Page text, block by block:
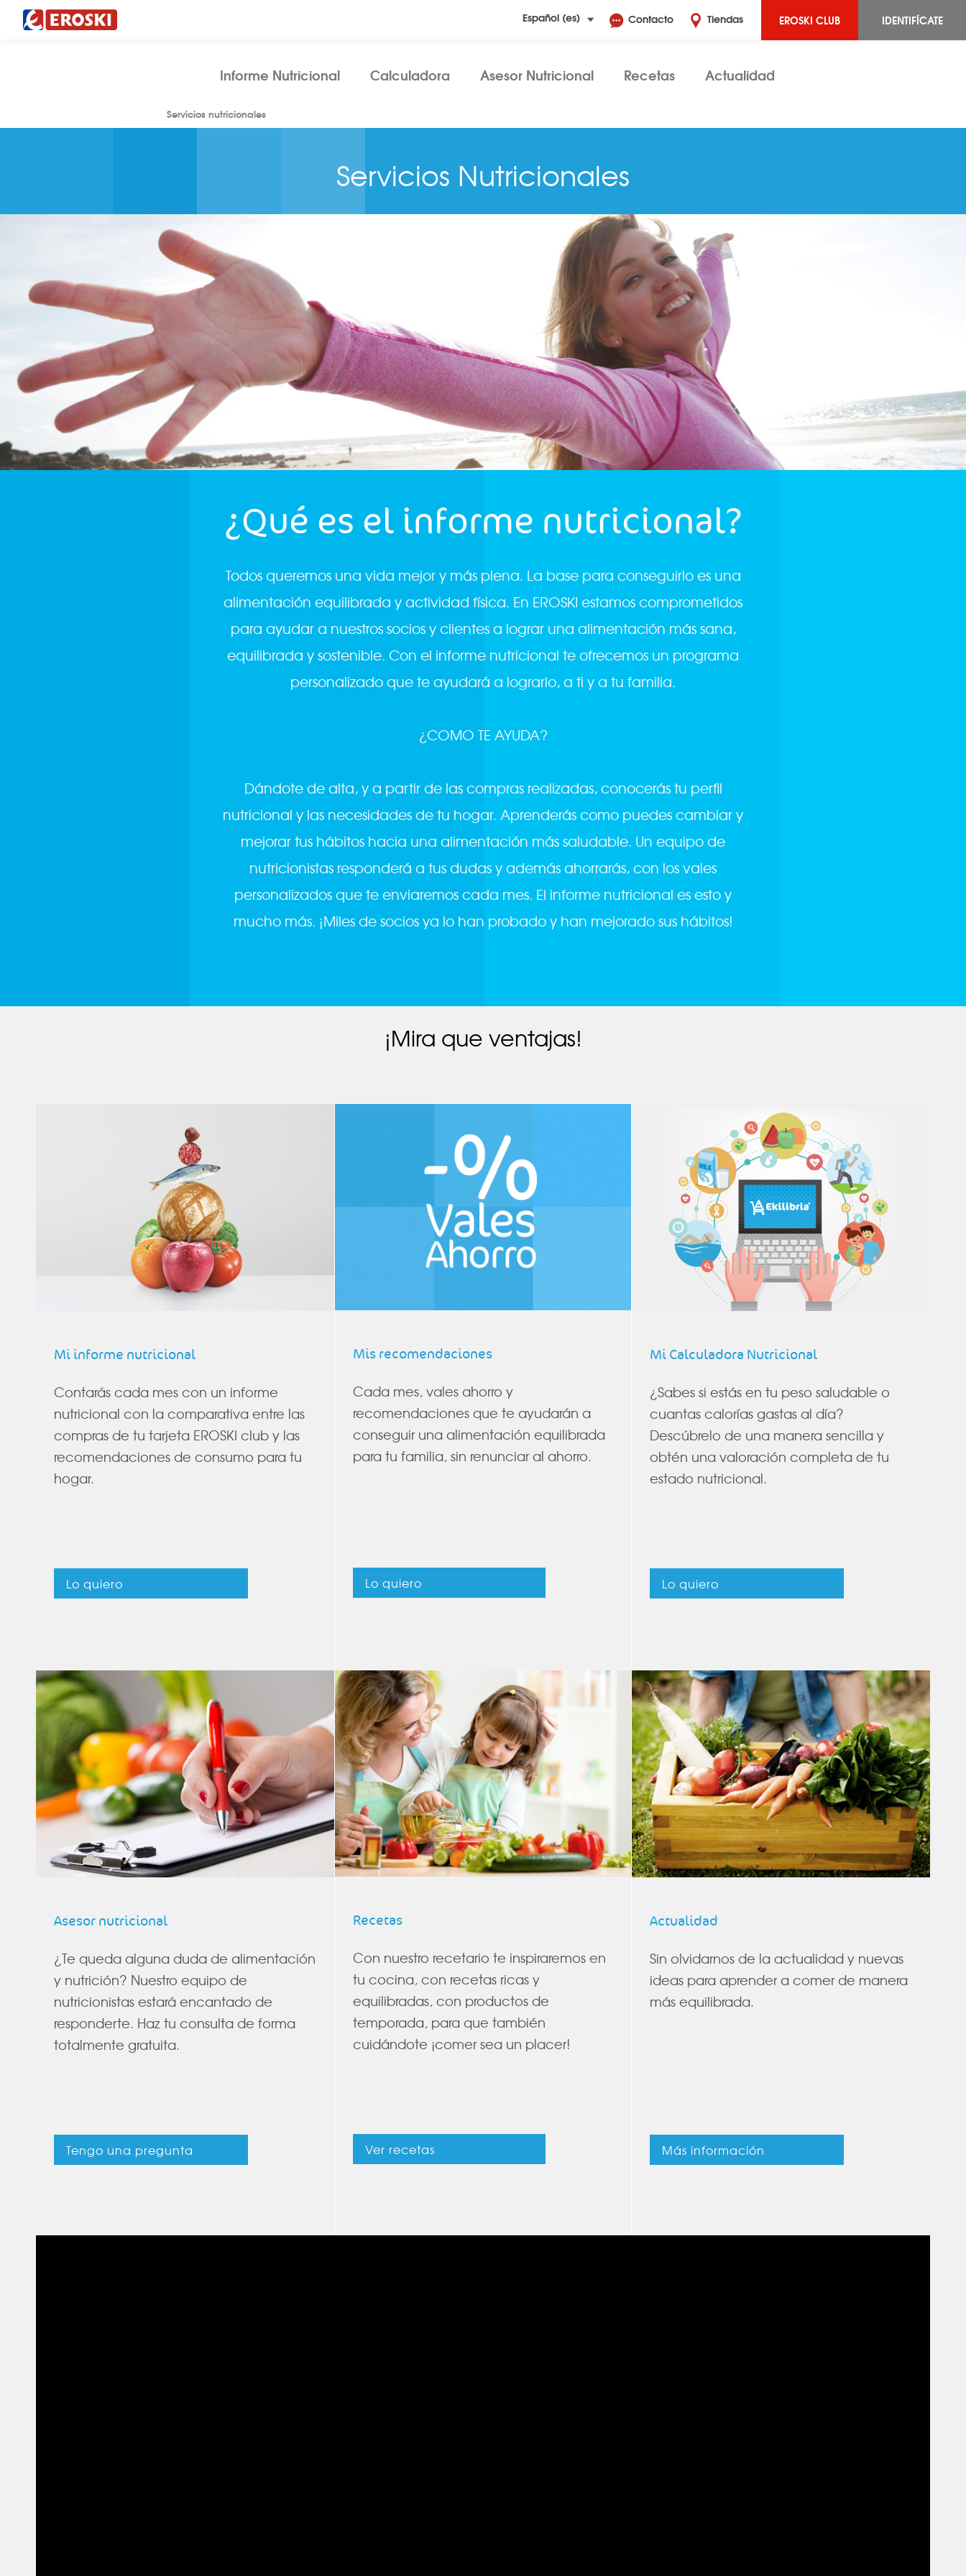
Informe Nutricional Calculadora Asesor Nutricional Recetas Actualidad
Servicios nutricionales
EROSKI CLUB IDENTIFÍCATE
Contacto Tiendas
Servicios Nutricionales
¿Qué es el informe nutricional?
Todos queremos una vida mejor y más plena. La base para conseguirlo es una
alimentación equilibrada y actividad física. En EROSKI estamos comprometidos
para ayudar a nuestros socios y clientes a lograr una alimentación más sana,
equilibrada y sostenible. Con el informe nutricional te ofrecemos un programa
personalizado que te ayudará a lograrlo, a ti y a tu familia.
¿COMO TE AYUDA?
Dándote de alta, y a partir de las compras realizadas, conocerás tu perfil
nutricional y las necesidades de tu hogar. Aprenderás como puedes cambiar y
mejorar tus hábitos hacia una alimentación más saludable. Un equipo de
nutricionistas responderá a tus dudas y además ahorrarás, con los vales
personalizados que te enviaremos cada mes. El informe nutricional es esto y
mucho más. ¡Miles de socios ya lo han probado y han mejorado sus hábitos!
¡Mira que ventajas!
Mi informe nutricional
Contarás cada mes con un informe
nutricional con la comparativa entre las
compras de tu tarjeta EROSKI club y las
recomendaciones de consumo para tu
hogar.
Mis recomendaciones
Cada mes, vales ahorro y
recomendaciones que te ayudarán a
conseguir una alimentación equilibrada
para tu familia, sin renunciar al ahorro.
Mi Calculadora Nutricional
¿Sabes si estás en tu peso saludable o
cuantas calorías gastas al día?
Descúbrelo de una manera sencilla y
obtén una valoración completa de tu
estado nutricional.
Asesor nutricional
¿Te queda alguna duda de alimentación
y nutrición? Nuestro equipo de
nutricionistas estará encantado de
responderte. Haz tu consulta de forma
totalmente gratuita.
Recetas
Con nuestro recetario te inspiraremos en
tu cocina, con recetas ricas y
equilibradas, con productos de
temporada, para que también
cuidándote ¡comer sea un placer!
Actualidad
Sin olvidarnos de la actualidad y nuevas
ideas para aprender a comer de manera
más equilibrada.